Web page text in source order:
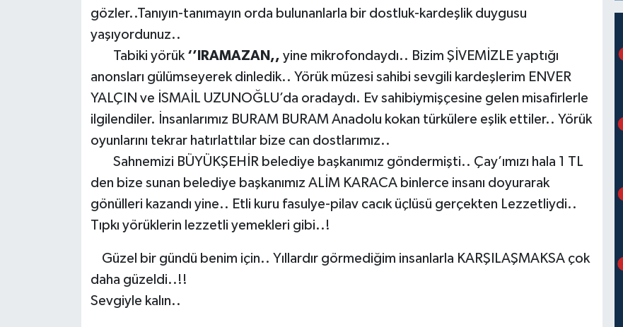
gözler..Tanıyın-tanımayın orda bulunanlarla bir dostluk-kardeşlik duygusu
yaşıyordunuz..
Tabiki yörük ‘’IRAMAZAN,, yine mikrofondaydı.. Bizim ŞİVEMİZLE yaptığı
anonsları gülümseyerek dinledik.. Yörük müzesi sahibi sevgili kardeşlerim ENVER
YALÇIN ve İSMAİL UZUNOĞLU’da oradaydı. Ev sahibiymişçesine gelen misafirlerle
ilgilendiler. İnsanlarımız BURAM BURAM Anadolu kokan türkülere eşlik ettiler.. Yörük
oyunlarını tekrar hatırlattılar bize can dostlarımız..
Sahnemizi BÜYÜKŞEHİR belediye başkanımız göndermişti.. Çay’ımızı hala 1 TL
den bize sunan belediye başkanımız ALİM KARACA binlerce insanı doyurarak
gönülleri kazandı yine.. Etli kuru fasulye-pilav cacık üçlüsü gerçekten Lezzetliydi..
Tıpkı yörüklerin lezzetli yemekleri gibi..!
Güzel bir gündü benim için.. Yıllardır görmediğim insanlarla KARŞILAŞMAKSA çok
daha güzeldi..!!
Sevgiyle kalın..